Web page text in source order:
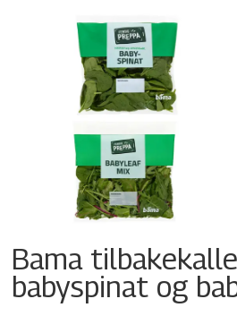
Bama
babyspinat og